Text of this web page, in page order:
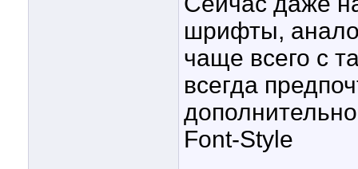
шрифты,
чаще всего с
всегда
Font-Style